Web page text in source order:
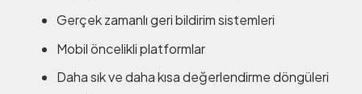
Gerçek zamanlı geri bildirim sistemleri
Mobil öncelikli platformlar
Daha sık ve daha kısa değerlendirme döngüleri